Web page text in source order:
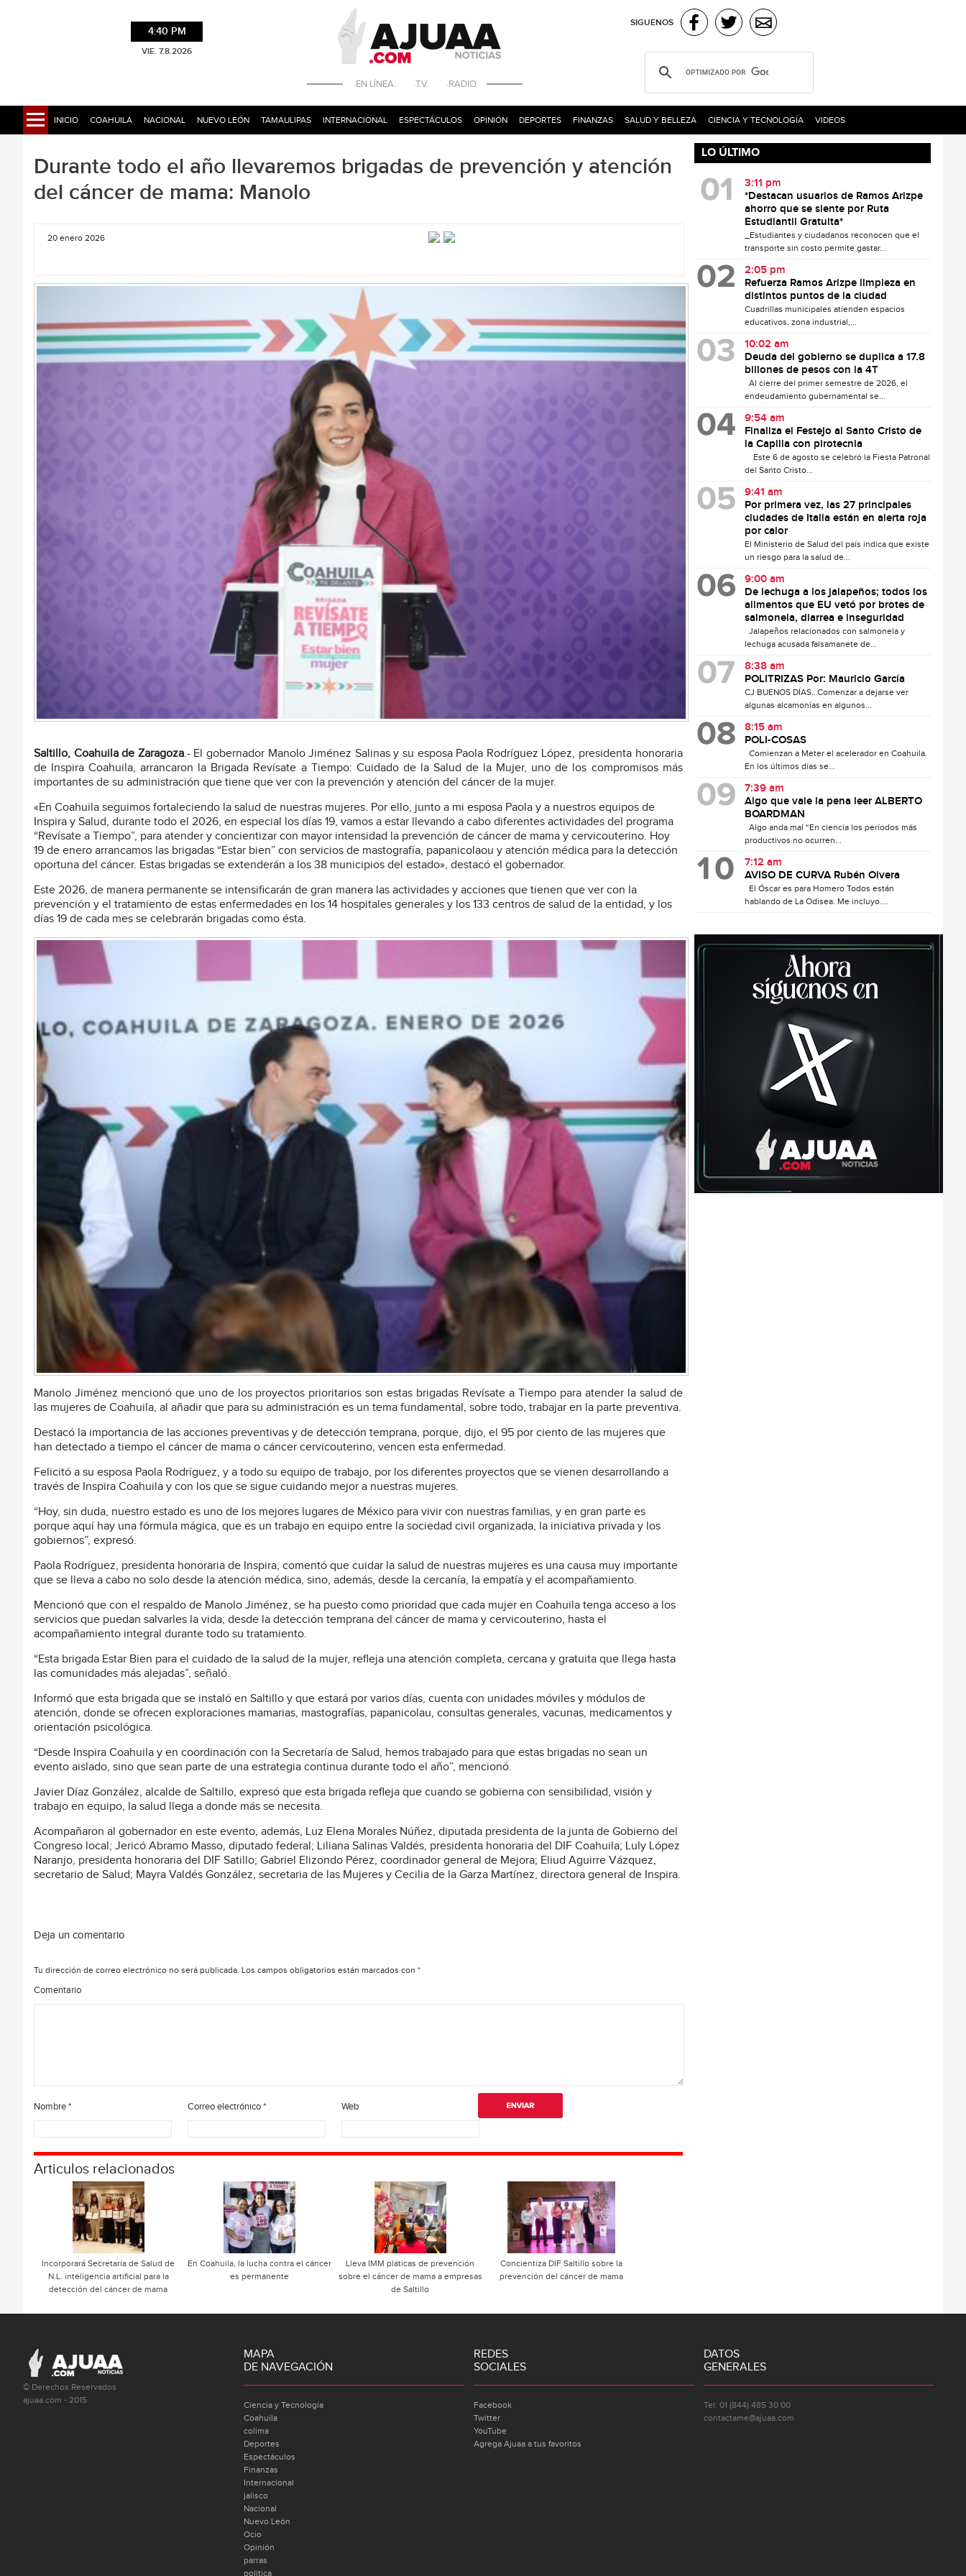
4:40 PM
VIE. 7.8.2026
·EN LÍNEA. ·T.V. ·RADIO
SIGUENOS
INICIO COAHUILA NACIONAL NUEVO LEÓN TAMAULIPAS INTERNACIONAL ESPECTÁCULOS OPINIÓN DEPORTES FINANZAS SALUD Y BELLEZA CIENCIA Y TECNOLOGÍA VIDEOS
Durante todo el año llevaremos brigadas de prevención y atención
del cáncer de mama: Manolo
20 enero 2026
Saltillo, Coahuila de Zaragoza.- El gobernador Manolo Jiménez Salinas y su esposa Paola Rodríguez López, presidenta honoraria
de Inspira Coahuila, arrancaron la Brigada Revísate a Tiempo: Cuidado de la Salud de la Mujer, uno de los compromisos más
importantes de su administración que tiene que ver con la prevención y atención del cáncer de la mujer.
«En Coahuila seguimos fortaleciendo la salud de nuestras mujeres. Por ello, junto a mi esposa Paola y a nuestros equipos de
Inspira y Salud, durante todo el 2026, en especial los días 19, vamos a estar llevando a cabo diferentes actividades del programa
“Revísate a Tiempo”, para atender y concientizar con mayor intensidad la prevención de cáncer de mama y cervicouterino. Hoy
19 de enero arrancamos las brigadas “Estar bien” con servicios de mastografía, papanicolaou y atención médica para la detección
oportuna del cáncer. Estas brigadas se extenderán a los 38 municipios del estado», destacó el gobernador.
Este 2026, de manera permanente se intensificarán de gran manera las actividades y acciones que tienen que ver con la
prevención y el tratamiento de estas enfermedades en los 14 hospitales generales y los 133 centros de salud de la entidad, y los
días 19 de cada mes se celebrarán brigadas como ésta.
Manolo Jiménez mencionó que uno de los proyectos prioritarios son estas brigadas Revísate a Tiempo para atender la salud de
las mujeres de Coahuila, al añadir que para su administración es un tema fundamental, sobre todo, trabajar en la parte preventiva.
Destacó la importancia de las acciones preventivas y de detección temprana, porque, dijo, el 95 por ciento de las mujeres que
han detectado a tiempo el cáncer de mama o cáncer cervicouterino, vencen esta enfermedad.
Felicitó a su esposa Paola Rodríguez, y a todo su equipo de trabajo, por los diferentes proyectos que se vienen desarrollando a
través de Inspira Coahuila y con los que se sigue cuidando mejor a nuestras mujeres.
“Hoy, sin duda, nuestro estado es uno de los mejores lugares de México para vivir con nuestras familias, y en gran parte es
porque aquí hay una fórmula mágica, que es un trabajo en equipo entre la sociedad civil organizada, la iniciativa privada y los
gobiernos”, expresó.
Paola Rodríguez, presidenta honoraria de Inspira, comentó que cuidar la salud de nuestras mujeres es una causa muy importante
que se lleva a cabo no solo desde la atención médica, sino, además, desde la cercanía, la empatía y el acompañamiento.
Mencionó que con el respaldo de Manolo Jiménez, se ha puesto como prioridad que cada mujer en Coahuila tenga acceso a los
servicios que puedan salvarles la vida; desde la detección temprana del cáncer de mama y cervicouterino, hasta el
acompañamiento integral durante todo su tratamiento.
“Esta brigada Estar Bien para el cuidado de la salud de la mujer, refleja una atención completa, cercana y gratuita que llega hasta
las comunidades más alejadas”, señaló.
Informó que esta brigada que se instaló en Saltillo y que estará por varios días, cuenta con unidades móviles y módulos de
atención, donde se ofrecen exploraciones mamarias, mastografías, papanicolau, consultas generales, vacunas, medicamentos y
orientación psicológica.
“Desde Inspira Coahuila y en coordinación con la Secretaría de Salud, hemos trabajado para que estas brigadas no sean un
evento aislado, sino que sean parte de una estrategia continua durante todo el año”, mencionó.
Javier Díaz González, alcalde de Saltillo, expresó que esta brigada refleja que cuando se gobierna con sensibilidad, visión y
trabajo en equipo, la salud llega a donde más se necesita.
Acompañaron al gobernador en este evento, además, Luz Elena Morales Núñez, diputada presidenta de la junta de Gobierno del
Congreso local; Jericó Abramo Masso, diputado federal; Liliana Salinas Valdés, presidenta honoraria del DIF Coahuila; Luly López
Naranjo, presidenta honoraria del DIF Satillo; Gabriel Elizondo Pérez, coordinador general de Mejora; Eliud Aguirre Vázquez,
secretario de Salud; Mayra Valdés González, secretaria de las Mujeres y Cecilia de la Garza Martínez, directora general de Inspira.
Deja un comentario
Tu dirección de correo electrónico no será publicada. Los campos obligatorios están marcados con *
Comentario
Nombre* Correo electrónico* Web
Articulos relacionados
Incorporará Secretaría de Salud de
N.L. inteligencia artificial para la
detección del cáncer de mama
En Coahuila, la lucha contra el cáncer
es permanente
Lleva IMM pláticas de prevención
sobre el cáncer de mama a empresas
de Saltillo
Concientiza DIF Saltillo sobre la
prevención del cáncer de mama
LO ÚLTIMO
3:11 pm
*Destacan usuarios de Ramos Arizpe
ahorro que se siente por Ruta
Estudiantil Gratuita*
_Estudiantes y ciudadanos reconocen que el
transporte sin costo permite gastar...
2:05 pm
Refuerza Ramos Arizpe limpieza en
distintos puntos de la ciudad
Cuadrillas municipales atienden espacios
educativos, zona industrial,...
10:02 am
Deuda del gobierno se duplica a 17.8
billones de pesos con la 4T
Al cierre del primer semestre de 2026, el
endeudamiento gubernamental se...
9:54 am
Finaliza el Festejo al Santo Cristo de
la Capilla con pirotecnia
Este 6 de agosto se celebró la Fiesta Patronal
del Santo Cristo...
9:41 am
Por primera vez, las 27 principales
ciudades de Italia están en alerta roja
por calor
El Ministerio de Salud del país indica que existe
un riesgo para la salud de...
9:00 am
De lechuga a los jalapeños; todos los
alimentos que EU vetó por brotes de
salmonela, diarrea e inseguridad
Jalapeños relacionados con salmonela y
lechuga acusada falsamanete de...
8:38 am
POLITRIZAS Por: Mauricio García
CJ BUENOS DÍAS…Comenzar a dejarse ver
algunas alcamonías en algunos...
8:15 am
POLI-COSAS
Comienzan a Meter el acelerador en Coahuila.
En los últimos días se...
7:39 am
Algo que vale la pena leer ALBERTO
BOARDMAN
Algo anda mal “En ciencia los períodos más
productivos no ocurren...
7:12 am
AVISO DE CURVA Rubén Olvera
El Óscar es para Homero Todos están
hablando de La Odisea. Me incluyo....
© Derechos Reservados
ajuaa.com - 2015
MAPA
DE NAVEGACIÓN
Ciencia y Tecnología
Coahuila
colima
Deportes
Espectáculos
Finanzas
Internacional
jalisco
Nacional
Nuevo León
Ocio
Opinión
parras
politica
REDES
SOCIALES
Facebook
Twitter
YouTube
Agrega Ajuaa a tus favoritos
DATOS
GENERALES
Tel: 01 (844) 485 30 00
contactame@ajuaa.com